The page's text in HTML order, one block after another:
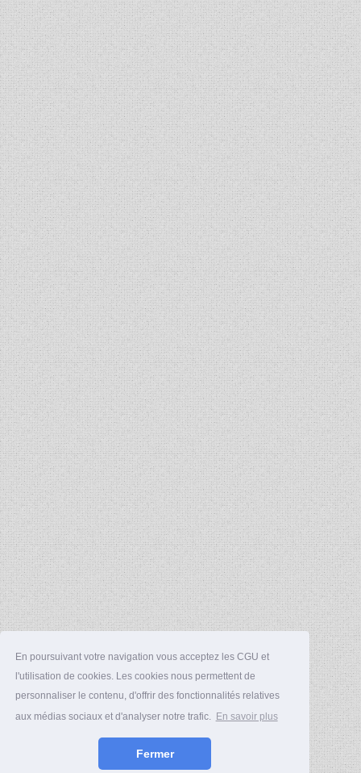
En poursuivant votre navigation vous acceptez les CGU et
l'utilisation de cookies. Les cookies nous permettent de
personnaliser le contenu, d'offrir des fonctionnalités relatives
aux médias sociaux et d'analyser notre trafic. En savoir plus
Fermer